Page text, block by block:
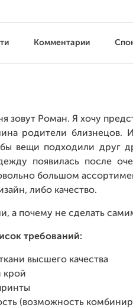
Комментарии
зовут Роман. Я хочу
родители
вещи подходили друг
появилась после
большом
либо качество.
а почему не сделать
требований:
высшего качества
крой
(возможность